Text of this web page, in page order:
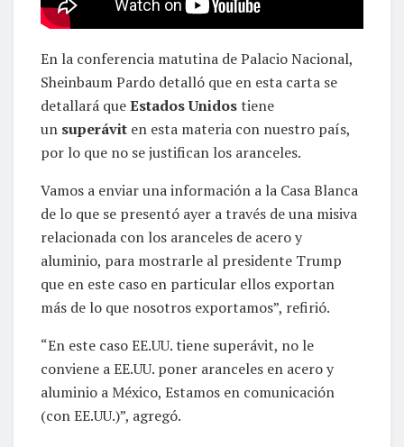
En la conferencia matutina de Palacio Nacional,
Sheinbaum Pardo detalló que en esta carta se
detallará queEstados Unidostiene
un superávit en esta materia con nuestro país,
por lo que no se justifican los aranceles.
Vamos a enviar una información a la Casa Blanca
de lo que se presentó ayer a través de una misiva
relacionada con los aranceles de acero y
aluminio, para mostrarle al presidente Trump
que en este caso en particular ellos exportan
más de lo que nosotros exportamos”, refirió.
“En este caso EE.UU. tiene superávit, no le
conviene a EE.UU. poner aranceles en acero y
aluminio a México, Estamos en comunicación
(con EE.UU.)”, agregó.